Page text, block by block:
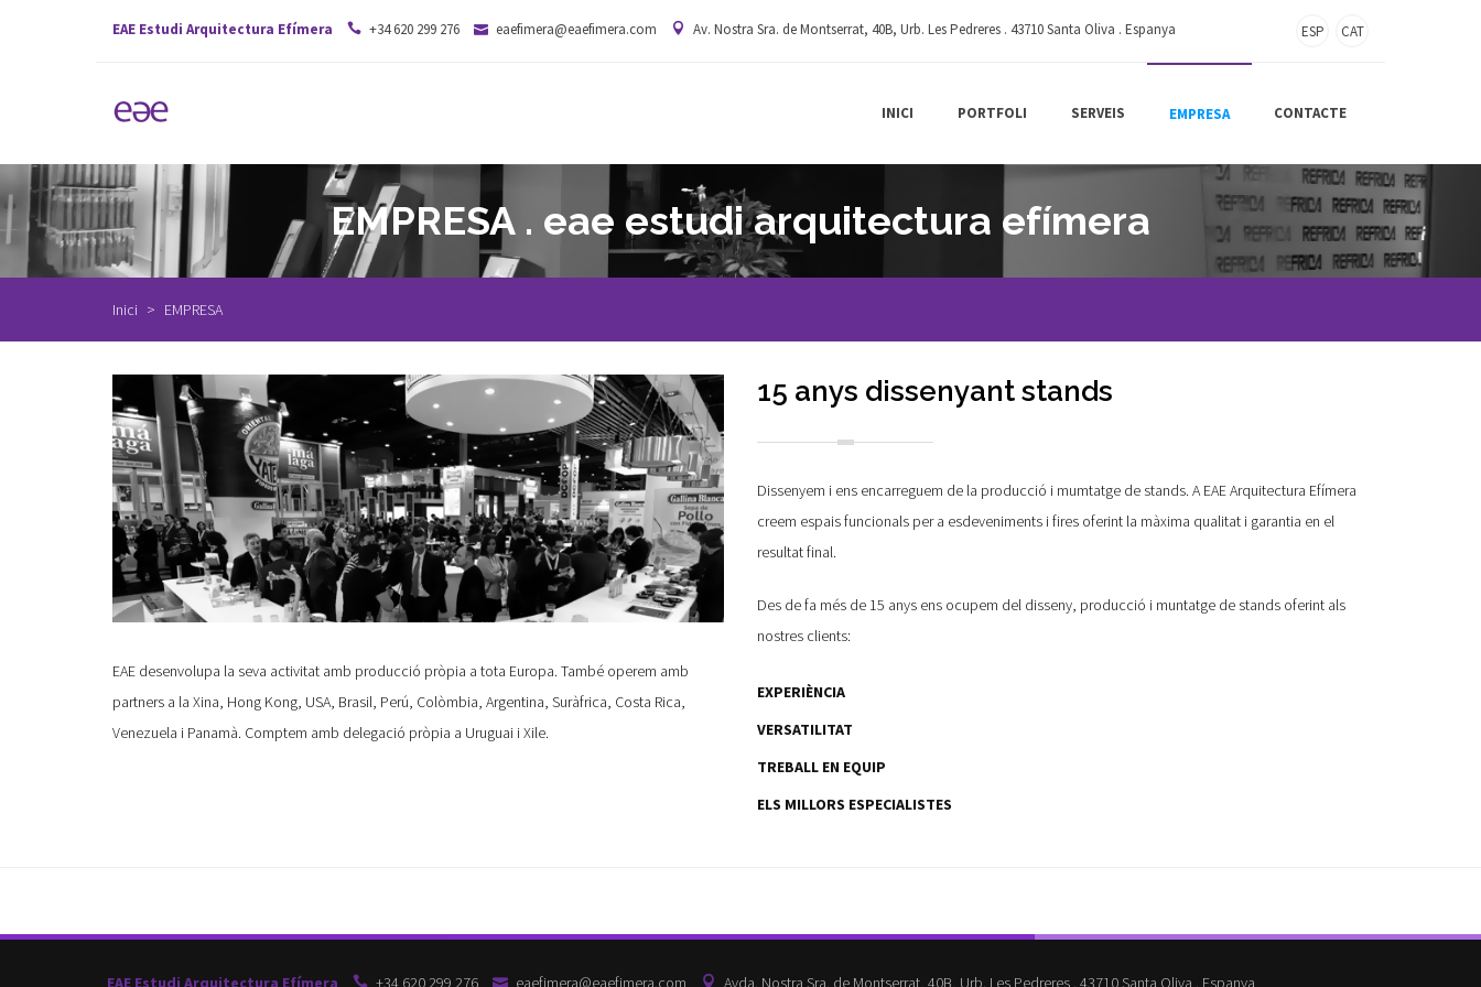
EAE Estudi Arquitectura Efímera +34 620 299 276 eaefimera@eaefimera.com Av. Nostra Sra. de Montserrat, 40B, Urb. Les Pedreres . 43710 Santa Oliva . Espanya ESP CAT
INICI PORTFOLI SERVEIS EMPRESA CONTACTE
EMPRESA . eae estudi arquitectura efímera
Inici EMPRESA
EAE desenvolupa la seva activitat amb producció pròpia a tota Europa. També operem amb
partners a la Xina, Hong Kong, USA, Brasil, Perú, Colòmbia, Argentina, Suràfrica, Costa Rica,
Venezuela i Panamà. Comptem amb delegació pròpia a Uruguai i Xile.
15 anys dissenyant stands
Dissenyem i ens encarreguem de la producció i mumtatge de stands. A EAE Arquitectura Efímera
creem espais funcionals per a esdeveniments i fires oferint la màxima qualitat i garantia en el
resultat final.
Des de fa més de 15 anys ens ocupem del disseny, producció i muntatge de stands oferint als
nostres clients:
EXPERIÈNCIA
VERSATILITAT
TREBALL EN EQUIP
ELS MILLORS ESPECIALISTES
EAE Estudi Arquitectura Efímera +34 620 299 276 eaefimera@eaefimera.com Avda. Nostra Sra. de Montserrat, 40B, Urb. Les Pedreres . 43710 Santa Oliva . Espanya